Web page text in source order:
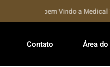
Seja bem Vindo a Medical
Contato Área